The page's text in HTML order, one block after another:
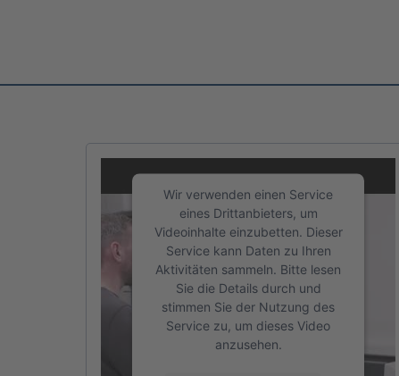
Wir verwenden einen Service
eines Drittanbieters, um
Videoinhalte einzubetten. Dieser
Service kann Daten zu Ihren
Aktivitäten sammeln. Bitte lesen
Sie die Details durch und
stimmen Sie der Nutzung des
Service zu, um dieses Video
anzusehen.